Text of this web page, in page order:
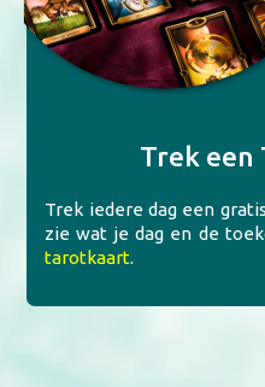
Trek
Trek iedere dag een
zie wat je dag en de
tarotkaart.